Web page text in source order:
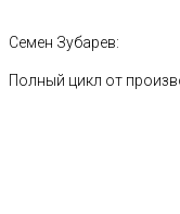
Семен Зубарев:
Полный цикл от